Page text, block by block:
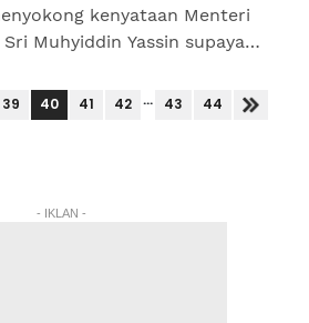
kenyataan Menteri
Muhyiddin Yassin supaya
39 40 41 42 ... 43 44
- IKLAN -